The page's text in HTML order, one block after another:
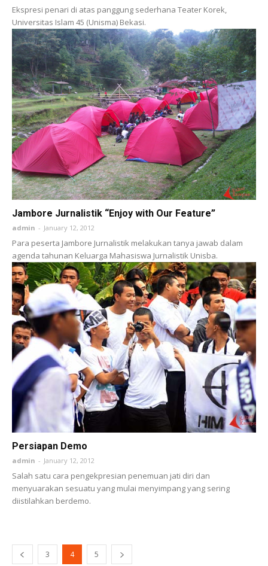
Ekspresi penari di atas panggung sederhana Teater Korek,
Universitas Islam 45 (Unisma) Bekasi.
Jambore Jurnalistik “Enjoy with Our Feature”
admin - January 12, 2012
Para peserta Jambore Jurnalistik melakukan tanya jawab dalam
agenda tahunan Keluarga Mahasiswa Jurnalistik Unisba.
Persiapan Demo
admin - January 12, 2012
Salah satu cara pengekpresian penemuan jati diri dan
menyuarakan sesuatu yang mulai menyimpang yang sering
diistilahkan berdemo.
3 4 5